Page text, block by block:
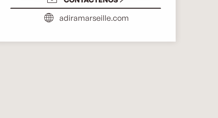
adiramarseille.com